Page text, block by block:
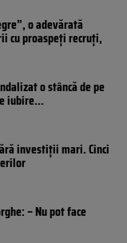
o adevărată
cu proaspeți recruți,
o stâncă de pe
iubire...
investiții mari. Cinci
– Nu pot face